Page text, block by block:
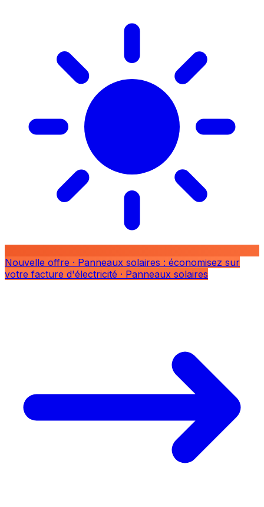
Nouvelle offre · Panneaux solaires : économisez sur
votre facture d'électricité · Panneaux solaires